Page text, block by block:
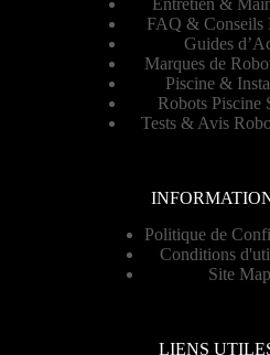
Entretien &
FAQ & Conseils
Guides
Marques de
Piscine &
Robots Piscine
Tests & Avis
Politique de
Conditions
Site Map
LIENS